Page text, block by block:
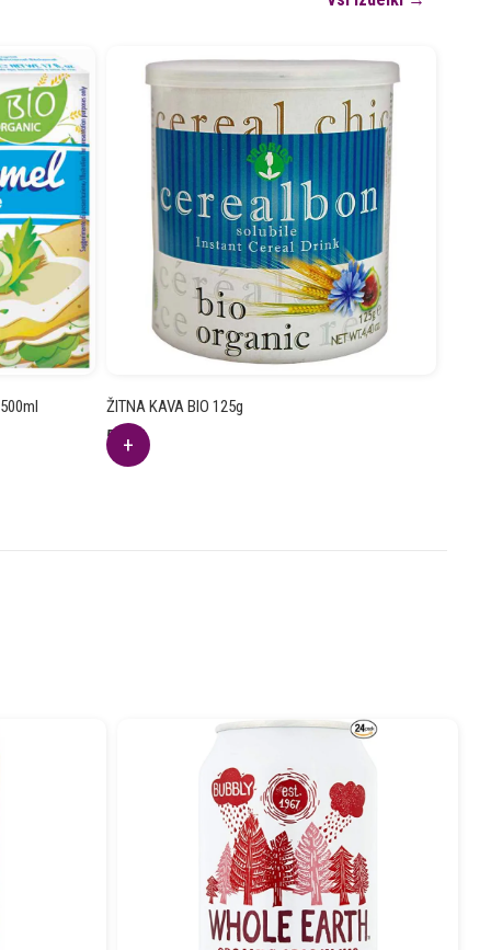
ŽITNA KAVA BIO 125g
5.11
€